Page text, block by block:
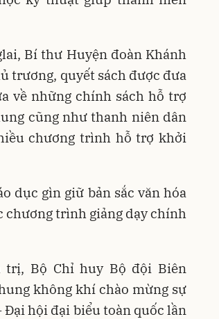
Bí thư Huyện đoàn Khánh
trương, quyết sách được đưa
về những chính sách hỗ trợ
cũng như thanh niên dân
chương trình hỗ trợ khởi
dục gìn giữ bản sắc văn hóa
chương trình giảng dạy chính
trị, Bộ Chỉ huy Bộ đội Biên
không khí chào mừng sự
hội đại biểu toàn quốc lần